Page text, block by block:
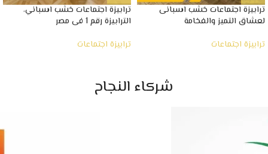
ترابيزة اجتماعات خشب اسبانى
لعشاق التميز والفخامة
ترابيزة اجتماعات
ترابيزة اجتماعات خشب اسباني،
الترابيزة رقم 1 فى مصر
ترابيزة اجتماعات
شركاء النجاح